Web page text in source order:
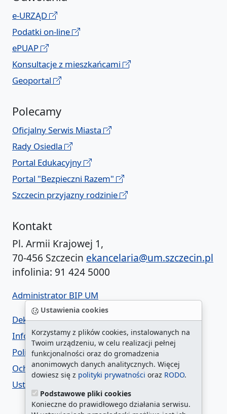
Ustawienia cookies
Korzystamy z plików cookies, instalowanych na
Twoim urządzeniu, w celu realizacji pełnej
funkcjonalności oraz do gromadzenia
anonimowych danych analitycznych. Więcej
dowiesz się z polityki prywatności oraz RODO.
Podstawowe pliki cookies
Konieczne do prawidłowego działania serwisu.
e-URZĄD
Podatki on-line
ePUAP
Konsultacje z mieszkańcami
Geoportal
Polecamy
Oficjalny Serwis Miasta
Rady Osiedla
Portal Edukacyjny
Portal "Bezpieczni Razem"
Szczecin przyjazny rodzinie
Kontakt
Pl. Armii Krajowej 1,
70-456 Szczecin ekancelaria@um.szczecin.pl
infolinia: 91 424 5000
Administrator BIP UM
Deklaracja dostępności
Informacja o urzędzie w ETR
Polityka prywatności
Ochrona danych osobowych
Ustawienia cookies